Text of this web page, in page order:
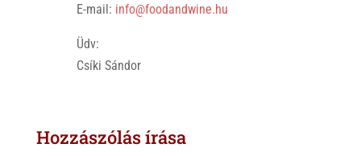
E-mail: info@foodandwine.hu
Üdv:
Csíki Sándor
Hozzászólás írása